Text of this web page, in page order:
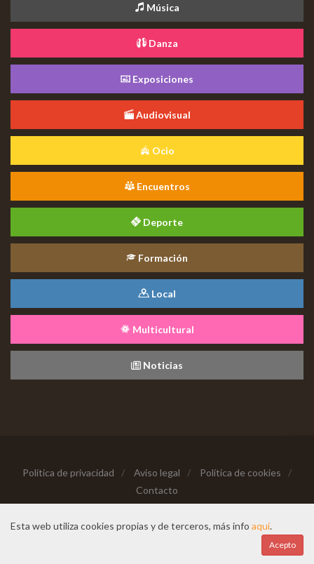
Música
Danza
Exposiciones
Audiovisual
Ocio
Encuentros
Deporte
Formación
Local
Multicultural
Noticias
Política de privacidad / Aviso legal / Política de cookies
/
Contacto
Hecho con cariño desde
Esta web utiliza cookies propias y de terceros, más info aquí.
Acepto